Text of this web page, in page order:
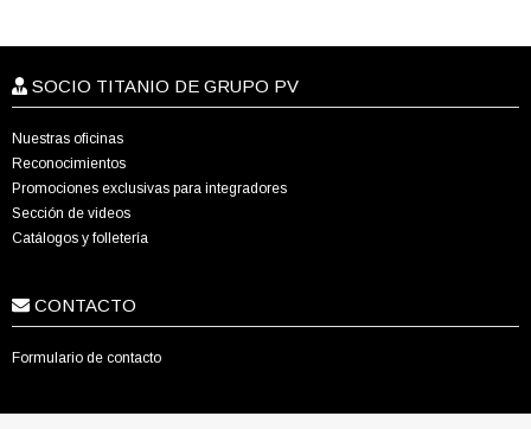
SOCIO TITANIO DE GRUPO PV
Nuestras oficinas
Reconocimientos
Promociones exclusivas para integradores
Sección de videos
Catálogos y folletería
CONTACTO
Formulario de contacto